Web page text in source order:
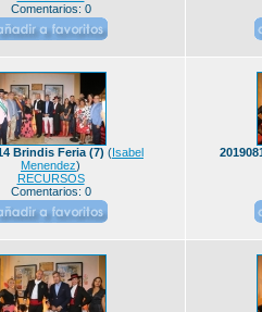
Comentarios: 0
Brindis Feria (7) (Isabel
Menendez)
RECURSOS
Comentarios: 0